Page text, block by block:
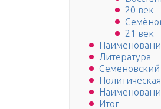
20 век
21 век
Литература
Семеновский
Итог